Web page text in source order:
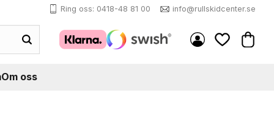
Ring oss: 0418-48 81 00 info@rullskidcenter.se
Om oss